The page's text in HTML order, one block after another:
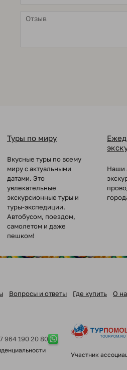
Туры по миру
Вкусные туры по всему
миру с актуальными
датами. Это
увлекательные
экскурсионные туры и
туры-экспедиции.
Автобусом, поездом,
самолетом и даже
пешком!
Наши
Вопросы и ответы Где купить О
964 190 20 80
Участник